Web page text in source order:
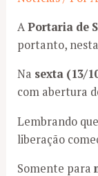
APortaria de
portanto,
Na sexta (13/
com abertura
Lembrando
liberação
Somente para